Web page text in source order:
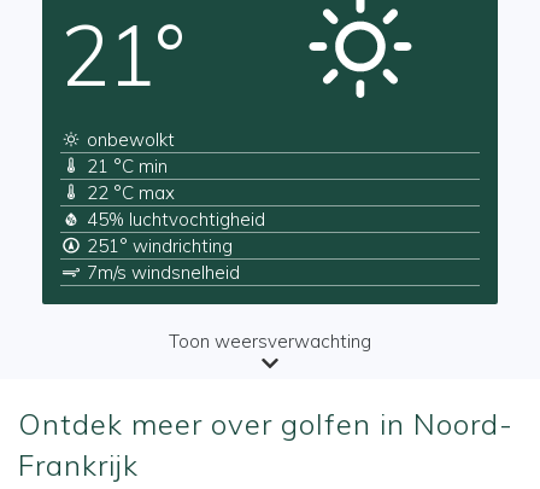
21°
onbewolkt
21 °C min
22 °C max
45% luchtvochtigheid
251° windrichting
7m/s windsnelheid
Toon weersverwachting
Ontdek meer over golfen in Noord-
Frankrijk